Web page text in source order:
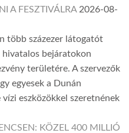
A FESZTIVÁLRA 2026-08-
több százezer látogatót
hivatalos bejáratokon
területére. A szervezők
egyesek a Dunán
eszközökkel szeretnének
KÖZEL 400 MILLIÓ